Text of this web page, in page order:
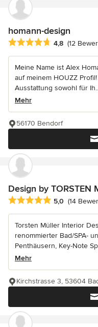
homann-design
Durchschnittliche
4,8 (12
Meine Name ist Alex
auf meinem HOUZZ
Ausstattung sowohl für
Mehr
56170 Bendorf
Design by TORSTEN
Durchschnittliche
5,0 (14
Torsten Müller Interior
renommierter Bad/SPA-
Penthäusern, Key-Note
Mehr
Kirchstrasse 3, 53604